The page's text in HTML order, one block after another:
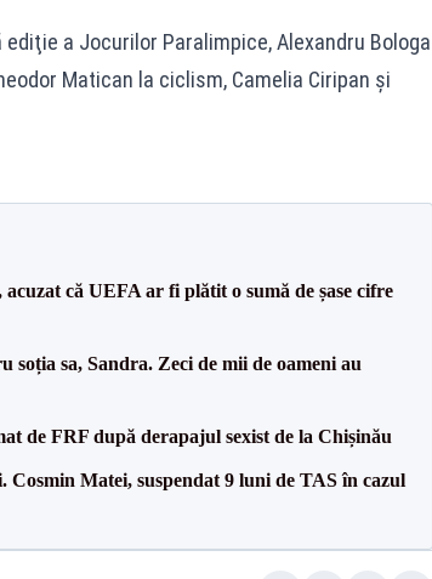
a Jocurilor Paralimpice, Alexandru Bologa
Matican la ciclism, Camelia Ciripan şi
că UEFA ar fi plătit o sumă de șase cifre
sa, Sandra. Zeci de mii de oameni au
de FRF după derapajul sexist de la Chișinău
Matei, suspendat 9 luni de TAS în cazul